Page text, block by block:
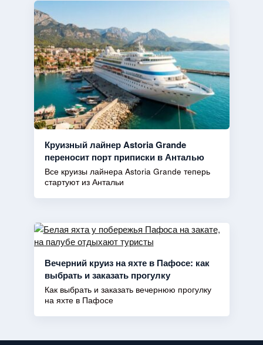
Круизный лайнер Astoria Grande
переносит порт приписки в Анталью
Все круизы лайнера Astoria Grande теперь
стартуют из Антальи
Вечерний круиз на яхте в Пафосе: как
выбрать и заказать прогулку
Как выбрать и заказать вечернюю прогулку
на яхте в Пафосе